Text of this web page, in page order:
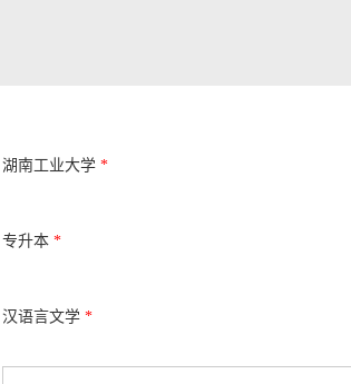
湖南工业大学 *
专升本 *
汉语言文学 *